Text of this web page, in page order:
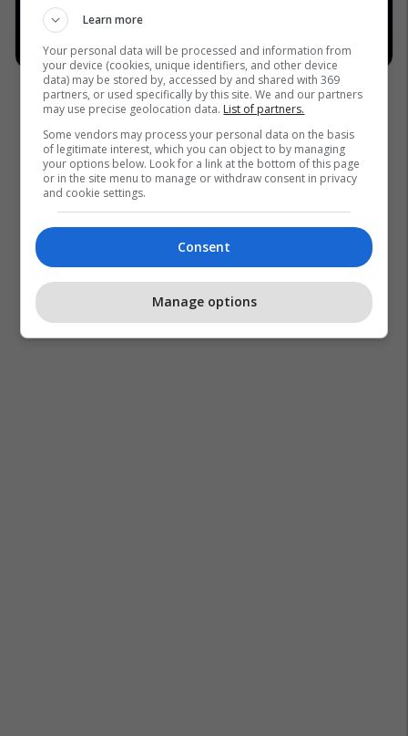
Learn more
Your personal data will be processed and information from
your device (cookies, unique identifiers, and other device
data) may be stored by, accessed by and shared with 369
partners, or used specifically by this site. We and our partners
may use precise geolocation data. List of partners.
Some vendors may process your personal data on the basis
of legitimate interest, which you can object to by managing
your options below. Look for a link at the bottom of this page
or in the site menu to manage or withdraw consent in privacy
and cookie settings.
Consent
Manage options